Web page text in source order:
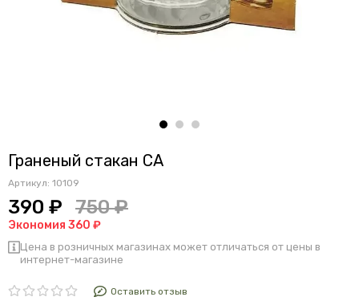
Граненый стакан СА
Артикул: 10109
390 ₽ 750 ₽
Экономия 360 ₽
Цена в розничных магазинах может отличаться от цены в
интернет-магазине
Оставить отзыв